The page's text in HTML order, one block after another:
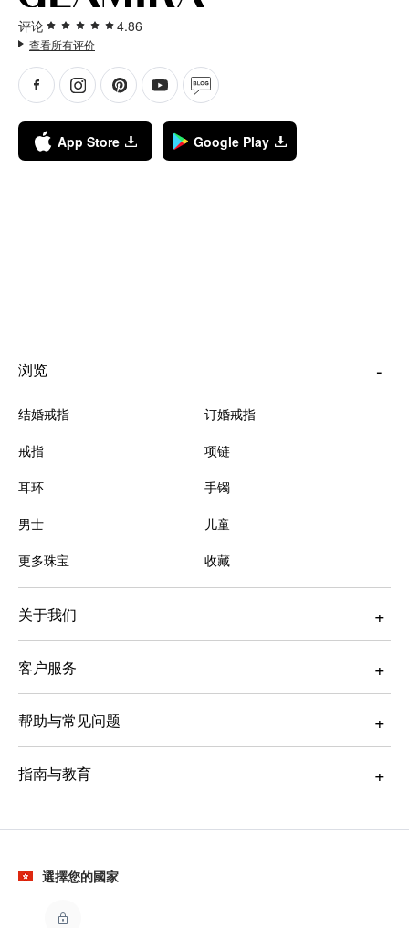
评论 4.86
查看所有评价
App Store Google Play
浏览
结婚戒指
订婚戒指
戒指
项链
耳环
手镯
男士
儿童
更多珠宝
收藏
关于我们
客户服务
帮助与常见问题
指南与教育
選擇您的國家